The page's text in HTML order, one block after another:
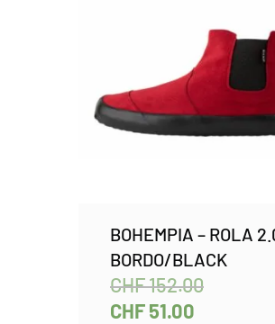
BOHEMPIA – ROLA
BORDO/BLACK
CHF152.00
CHF51.00